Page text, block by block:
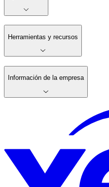
Herramientas y recursos
Información de la empresa